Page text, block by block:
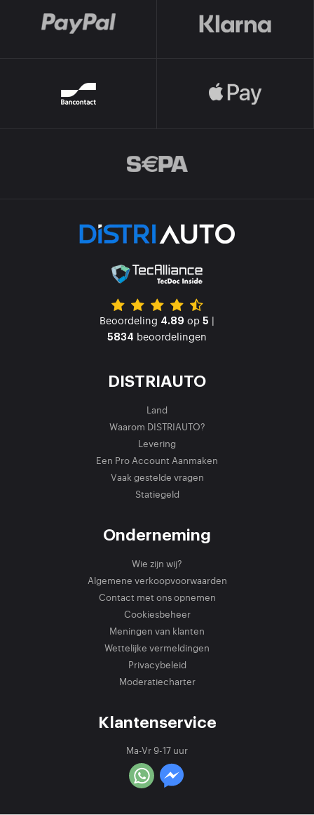
Beoordeling 4.89 op 5 |
5834 beoordelingen
DISTRIAUTO
Land
Waarom DISTRIAUTO?
Levering
Een Pro Account Aanmaken
Vaak gestelde vragen
Statiegeld
Onderneming
Wie zijn wij?
Algemene verkoopvoorwaarden
Contact met ons opnemen
Cookiesbeheer
Meningen van klanten
Wettelijke vermeldingen
Privacybeleid
Moderatiecharter
Klantenservice
Ma-Vr 9-17 uur